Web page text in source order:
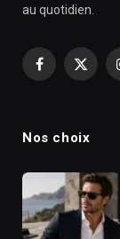
au quotidien.
Facebook
X
Nos choix